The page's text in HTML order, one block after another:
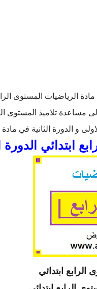
الرياضيات المستوى
تلاميذ المستوى
و الدورة الثانية في
ابتدائي الدورة
ابتدائي